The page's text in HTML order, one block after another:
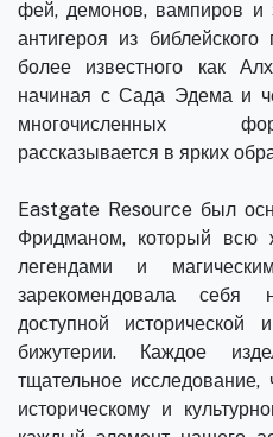
фей, демонов, вампиров и
антигероя из
более известного как
начиная с Сада Эдема и
многочисленных
рассказывается в ярких
Eastgate Resource был
Фридманом, который всю
легендами и
зарекомендовала себя
доступной исторической
бижутерии. Каждое
тщательное исследование,
историческому и